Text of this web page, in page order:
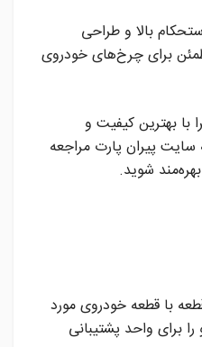
بالا و طراحی
برای چرخ‌های خودروی
با بهترین کیفیت و
پیران پارت مراجعه
شوید.
با قطعه خودروی مورد
برای واحد پشتیبانی